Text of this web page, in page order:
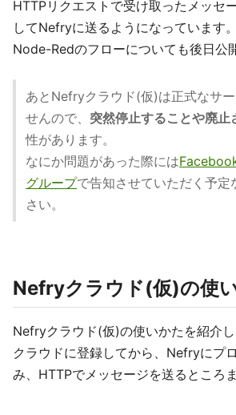
HTTPリクエストで受け取ったメッセ
してNefryに送るようになっています。
Node-Redのフローについても後日公
あとNefryクラウド(仮)は正式なサ
せんので、 突然停止することや廃止
性があります。
なにか問題があった際には
グループで告知させていただく予定
さい。
Nefryクラウド(仮)の使
Nefryクラウド(仮)の使いかたを紹介し
クラウドに登録してから、Nefryにプ
み、HTTPでメッセージを送るところ